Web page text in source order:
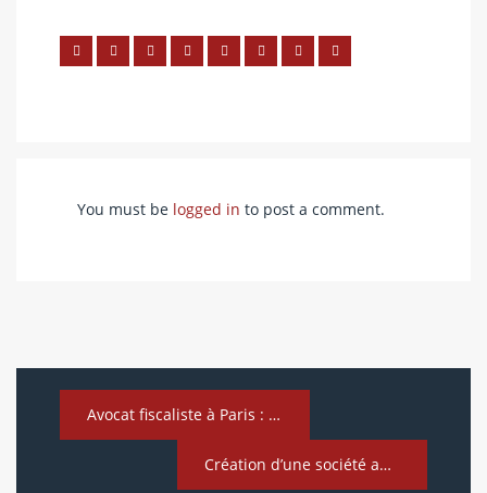
You must be logged in to post a comment.
Avocat fiscaliste à Paris : Votre allié de confiance au cœur de la capitale
Création d’une société au Portugal : guide pratique